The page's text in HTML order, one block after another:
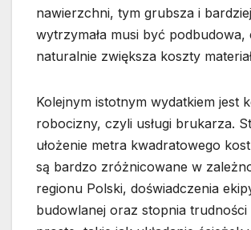
nawierzchni, tym grubsza i bardziej
wytrzymała musi być podbudowa,
naturalnie zwiększa koszty
Kolejnym istotnym wydatkiem jest
robocizny, czyli usługi brukarza.
ułożenie metra kwadratowego
są bardzo zróżnicowane w
regionu Polski, doświadczenia
budowlanej oraz stopnia